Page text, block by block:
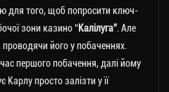
для того, щоб попросити ключ-
зони казино “Калілуга” . Але
його у побаченнях.
першого побачення, далі йому
Карлу просто залізти у її